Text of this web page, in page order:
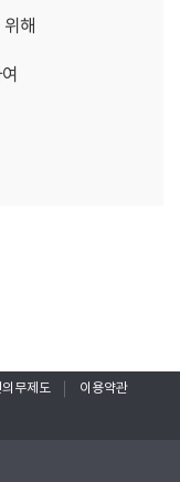
해
무제도 이용약관